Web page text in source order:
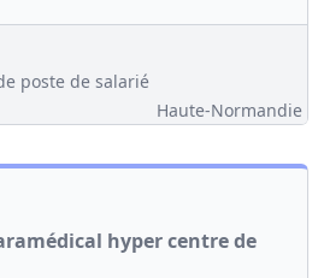
poste de salarié
Haute-Normandie
hyper centre de